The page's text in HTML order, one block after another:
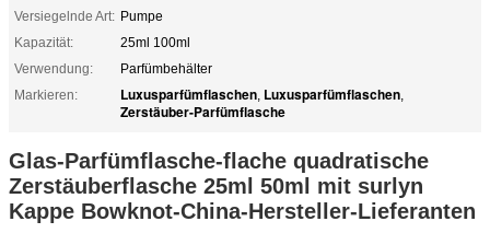
Versiegelnde Art: Pumpe
Kapazität:
25ml 100ml
Verwendung:
Parfümbehälter
Markieren:
Luxusparfümflaschen, Luxusparfümflaschen,
Zerstäuber-Parfümflasche
Glas-Parfümflasche-flache quadratische
Zerstäuberflasche 25ml 50ml mit surlyn
Kappe Bowknot-China-Hersteller-Lieferanten